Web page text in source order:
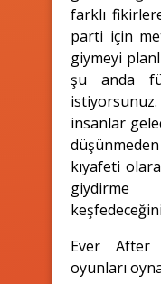
farklı
parti için
giymeyi
şu anda
insanlar
kıyafeti
giydirme
Ever After
oyunları